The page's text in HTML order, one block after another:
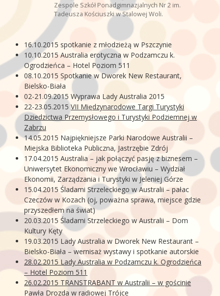
Zespole Szkół Ponadgimnazjalnych Nr 2 im.
Tadeusza Kościuszki w Stalowej Woli.
16.10.2015 spotkanie z młodzieżą w Pszczynie
10.10.2015 Australia erotyczna w Podzamczu k.
Ogrodzieńca – Hotel Poziom 511
08.10.2015 Spotkanie w Dworek New Restaurant,
Bielsko-Biała
02-21.09.2015 Wyprawa Lady Australia 2015
22-23.05.2015 VII Międzynarodowe Targi Turystyki
Dziedzictwa Przemysłowego i Turystyki Podziemnej w
Zabrzu
14.05.2015 Najpiękniejsze Parki Narodowe Australii –
Miejska Biblioteka Publiczna, Jastrzębie Zdrój
17.04.2015 Australia – jak połączyć pasję z biznesem –
Uniwersytet Ekonomiczny we Wrocławiu – Wydział
Ekonomii, Zarządzania i Turystyki w Jeleniej Górze
15.04.2015 Śladami Strzeleckiego w Australii – pałac
Czeczów w Kozach (oj, poważna sprawa, miejsce gdzie
przyszedłem na świat)
20.03.2015 Śladami Strzeleckiego w Australii – Dom
Kultury Kęty
19.03.2015 Lady Australia w Dworek New Restaurant –
Bielsko-Biała – wernisaż wystawy i spotkanie autorskie
28.02.2015 Lady Australia w Podzamczu k. Ogrodzieńca
– Hotel Poziom 511
26.02.2015 TRANSTRABANT w Australii – w gościnie
Pawła Drozda w radiowej Trójce